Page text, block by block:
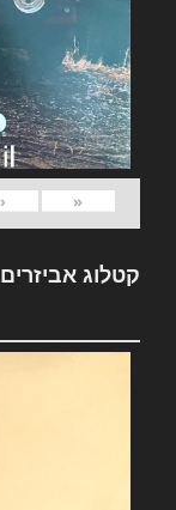
«
‹
קטלוג אביזרים Jeep 1984